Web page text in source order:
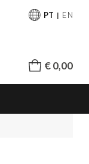
PT EN
€ 0,00